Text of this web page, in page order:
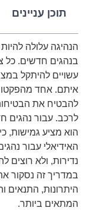
תוכן עניינים
הנהיגה עלולה
בנהגים חדשים. כל
עשויים להיתקל
איתם. אחד
להבטיח את
לרכב. עבור נהגים
הוא מציע גמישות,
האידיאלי עבור
נדירות, ולא רוצים
במדריך זה נסקור
היתרונות, התנאים
המתאים ביותר.